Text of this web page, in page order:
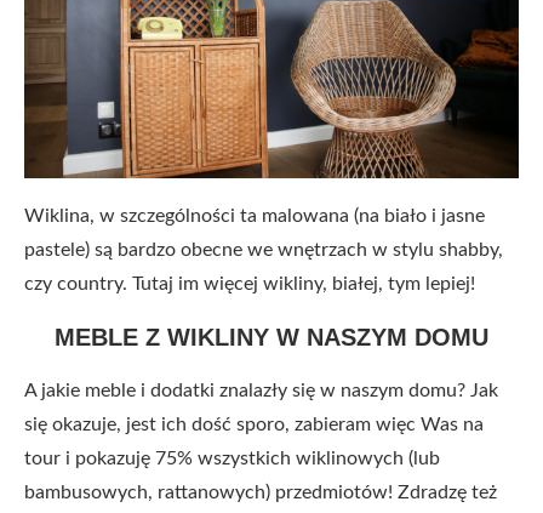
Wiklina, w szczególności ta malowana (na biało i jasne
pastele) są bardzo obecne we wnętrzach w stylu shabby,
czy country. Tutaj im więcej wikliny, białej, tym lepiej!
MEBLE Z WIKLINY W NASZYM DOMU
A jakie meble i dodatki znalazły się w naszym domu? Jak
się okazuje, jest ich dość sporo, zabieram więc Was na
tour i pokazuję 75% wszystkich wiklinowych (lub
bambusowych, rattanowych) przedmiotów! Zdradzę też